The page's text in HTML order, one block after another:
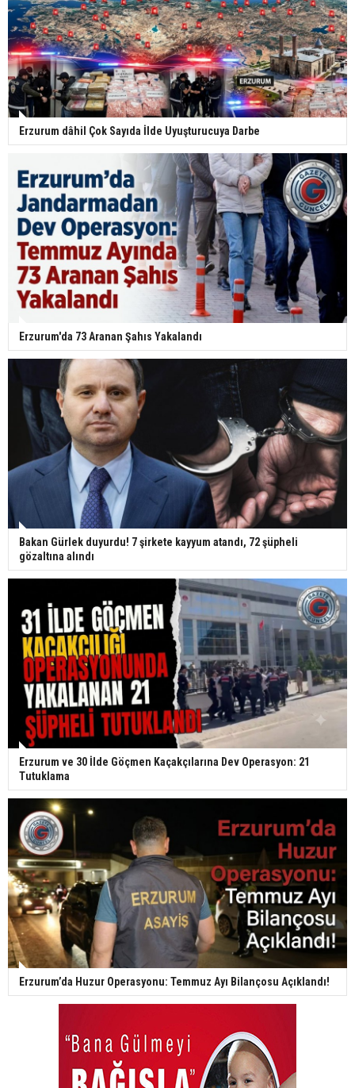
Erzurum dâhil Çok Sayıda İlde Uyuşturucuya Darbe
Erzurum'da 73 Aranan Şahıs Yakalandı
Bakan Gürlek duyurdu! 7 şirkete kayyum atandı, 72 şüpheli
gözaltına alındı
Erzurum ve 30 İlde Göçmen Kaçakçılarına Dev Operasyon: 21
Tutuklama
Erzurum’da Huzur Operasyonu: Temmuz Ayı Bilançosu Açıklandı!